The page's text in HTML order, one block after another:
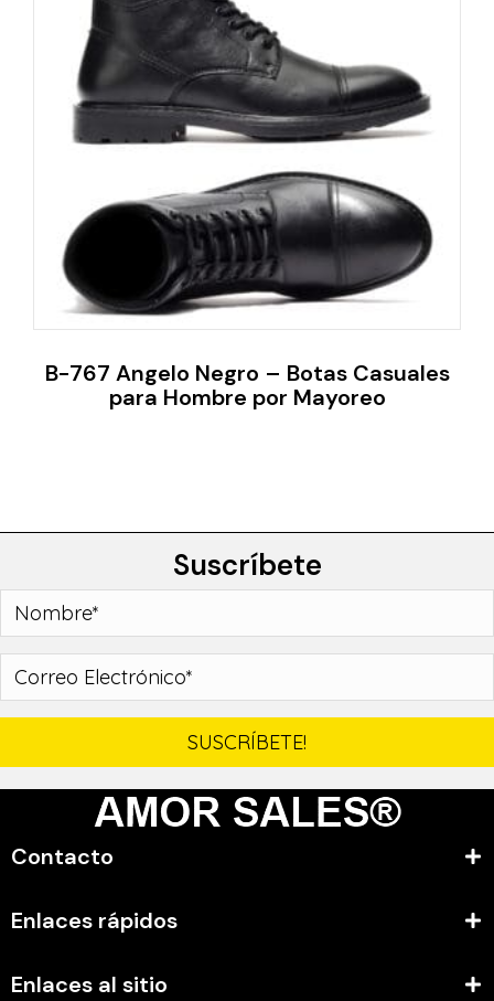
B-767 Angelo Negro – Botas Casuales
para Hombre por Mayoreo
Suscríbete
SUSCRÍBETE!
Contacto
Enlaces rápidos
Enlaces al sitio